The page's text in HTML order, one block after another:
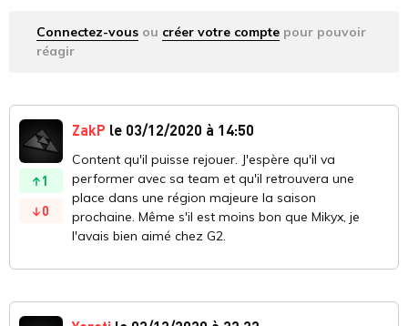
Connectez-vous ou créer votre compte pour pouvoir
réagir
1
0
ZakP le 03/12/2020 à 14:50
Content qu'il puisse rejouer. J'espère qu'il va
performer avec sa team et qu'il retrouvera une
place dans une région majeure la saison
prochaine. Même s'il est moins bon que Mikyx, je
l'avais bien aimé chez G2.